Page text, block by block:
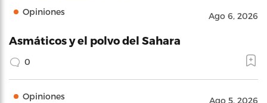
Opiniones Ago 6, 2026
Asmáticos y el polvo del Sahara
0
Opiniones Ago 5, 2026